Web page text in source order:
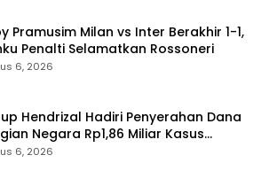
Pramusim Milan vs Inter Berakhir 1-1,
Penalti Selamatkan Rossoneri
6, 2026
Hendrizal Hadiri Penyerahan Dana
Negara Rp1,86 Miliar Kasus
BPR Indra Arta
6, 2026